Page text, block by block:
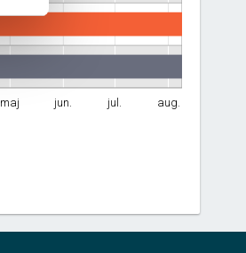
maj jun. jul. aug.